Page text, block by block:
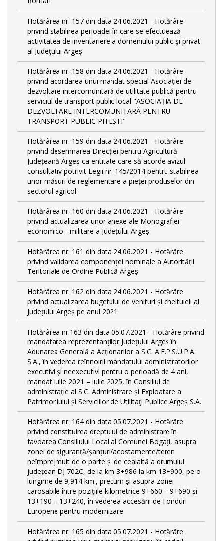
Hotărârea nr. 157 din data 24.06.2021 - Hotărâre
privind stabilirea perioadei în care se efectuează
activitatea de inventariere a domeniului public şi privat
al Judeţului Argeş
Hotărârea nr. 158 din data 24.06.2021 - Hotărâre
privind acordarea unui mandat special Asociației de
dezvoltare intercomunitară de utilitate publică pentru
serviciul de transport public local "ASOCIAȚIA DE
DEZVOLTARE INTERCOMUNITARĂ PENTRU
TRANSPORT PUBLIC PITEȘTI"
Hotărârea nr. 159 din data 24.06.2021 - Hotărâre
privind desemnarea Direcției pentru Agricultură
Județeană Argeș ca entitate care să acorde avizul
consultativ potrivit Legii nr. 145/2014 pentru stabilirea
unor măsuri de reglementare a pieței produselor din
sectorul agricol
Hotărârea nr. 160 din data 24.06.2021 - Hotărâre
privind actualizarea unor anexe ale Monografiei
economico - militare a Județului Argeș
Hotărârea nr. 161 din data 24.06.2021 - Hotărâre
privind validarea componenței nominale a Autorității
Teritoriale de Ordine Publică Argeș
Hotărârea nr. 162 din data 24.06.2021 - Hotărâre
privind actualizarea bugetului de venituri și cheltuieli al
Județului Argeș pe anul 2021
Hotărârea nr.163 din data 05.07.2021 - Hotărâre privind
mandatarea reprezentanților Județului Argeș în
Adunarea Generală a Acționarilor a S.C. A.E.P.S.U.P.A.
S.A., în vederea reînnoirii mandatului administratorilor
executivi și neexecutivi pentru o perioadă de 4 ani,
mandat iulie 2021 – iulie 2025, în Consiliul de
administrație al S.C. Administrare și Exploatare a
Patrimoniului și Serviciilor de Utilitaţi Publice Argeș S.A.
Hotărârea nr. 164 din data 05.07.2021 - Hotărâre
privind constituirea dreptului de administrare în
favoarea Consiliului Local al Comunei Bogați, asupra
zonei de siguranță/șanțuri/acostamente/teren
neîmprejmuit de o parte și de cealaltă a drumului
județean DJ 702C, de la km 3+986 la km 13+900, pe o
lungime de 9,914 km., precum și asupra zonei
carosabile între pozițiile kilometrice 9+660 – 9+690 și
13+190 – 13+240, în vederea accesării de Fonduri
Europene pentru modernizare
Hotărârea nr. 165 din data 05.07.2021 - Hotărâre